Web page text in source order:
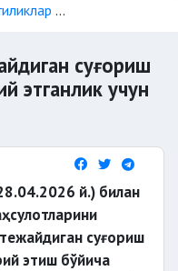
суғориш
этганлик учун
й.) билан
суғориш
этиш бўйича